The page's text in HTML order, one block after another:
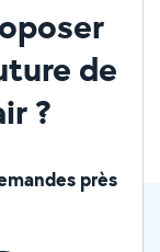
de
?
près